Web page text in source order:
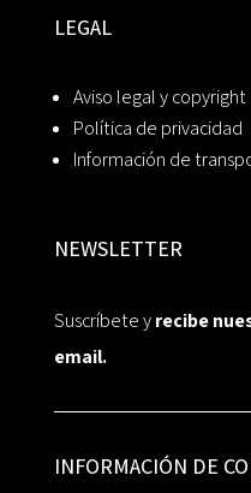
LEGAL
Aviso legal y copyright
Política de privacidad
Información de
NEWSLETTER
Suscríbete yrecibe
email.
INFORMACIÓN DE